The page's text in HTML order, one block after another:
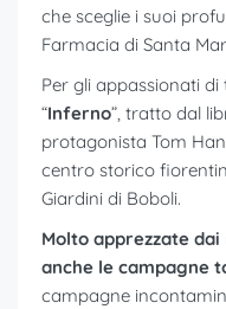
che sceglie i suoi
Farmacia di Santa
Per gli appassionati
“Inferno”, tratto dal
protagonista Tom
centro storico
Giardini di Boboli.
Molto apprezzate
anche le campagne
campagne